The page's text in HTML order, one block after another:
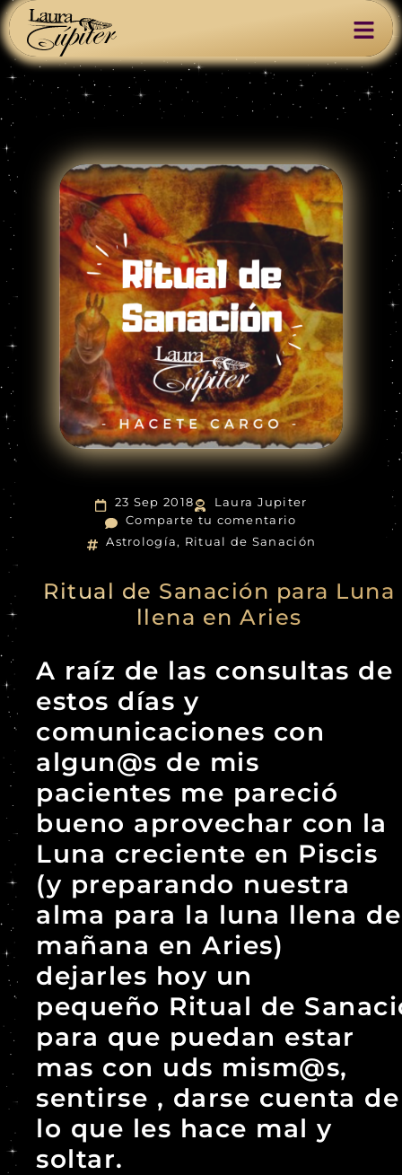
23 Sep 2018
Laura Jupiter
Comparte tu comentario
Astrología, Ritual de Sanación
Ritual de Sanación para Luna
llena en Aries
A raíz de las consultas de
estos días y
comunicaciones con
algun@s de mis
pacientes me pareció
bueno aprovechar con la
Luna creciente en Piscis
(y preparando nuestra
alma para la luna llena de
mañana en Aries)
dejarles hoy un
pequeño Ritual de
para que puedan estar
mas con uds mism@s,
sentirse , darse cuenta de
lo que les hace mal y
soltar.